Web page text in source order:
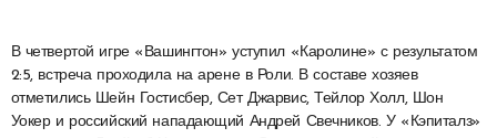
В четвертой игре «Вашингтон» уступил «Каролине» с результатом
2:5, встреча проходила на арене в Роли. В составе хозяев
отметились Шейн Гостисбер, Сет Джарвис, Тейлор Холл, Шон
Уокер и российский нападающий Андрей Свечников. У «Кэпиталз»